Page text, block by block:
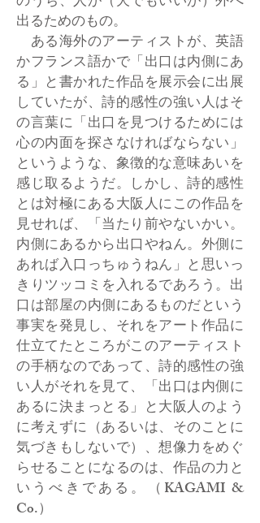
出るためのもの。
ある海外のアーティストが、英語
かフランス語かで「出口は内側にあ
る」と書かれた作品を展示会に出展
していたが、詩的感性の強い人はそ
の言葉に「出口を見つけるためには
心の内面を探さなければならない」
というような、象徴的な意味あいを
感じ取るようだ。しかし、詩的感性
とは対極にある大阪人にこの作品を
見せれば、「当たり前やないかい。
内側にあるから出口やねん。外側に
あれば入口っちゅうねん」と思いっ
きりツッコミを入れるであろう。出
口は部屋の内側にあるものだという
事実を発見し、それをアート作品に
仕立てたところがこのアーティスト
の手柄なのであって、詩的感性の強
い人がそれを見て、「出口は内側に
あるに決まっとる」と大阪人のよう
に考えずに（あるいは、そのことに
気づきもしないで）、想像力をめぐ
らせることになるのは、作品の力と
いうべきである。（KAGAMI &
Co.）